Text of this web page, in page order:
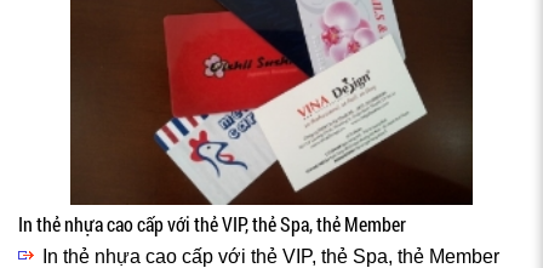
In thẻ nhựa cao cấp với thẻ VIP, thẻ Spa, thẻ Member
In thẻ nhựa cao cấp với thẻ VIP, thẻ Spa, thẻ Member